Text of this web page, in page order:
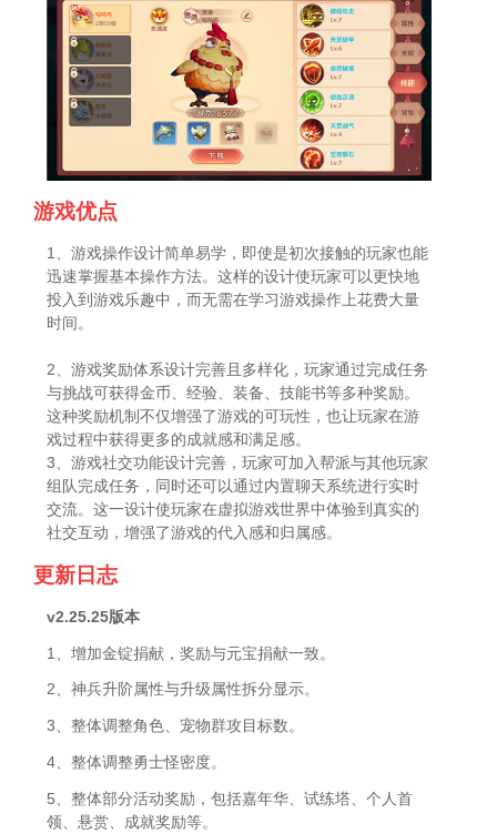
游戏优点
1、游戏操作设计简单易学，即使是初次接触的玩家也能
迅速掌握基本操作方法。这样的设计使玩家可以更快地
投入到游戏乐趣中，而无需在学习游戏操作上花费大量
时间。
2、游戏奖励体系设计完善且多样化，玩家通过完成任务
与挑战可获得金币、经验、装备、技能书等多种奖励。
这种奖励机制不仅增强了游戏的可玩性，也让玩家在游
戏过程中获得更多的成就感和满足感。
3、游戏社交功能设计完善，玩家可加入帮派与其他玩家
组队完成任务，同时还可以通过内置聊天系统进行实时
交流。这一设计使玩家在虚拟游戏世界中体验到真实的
社交互动，增强了游戏的代入感和归属感。
更新日志
v2.25.25版本
1、增加金锭捐献，奖励与元宝捐献一致。
2、神兵升阶属性与升级属性拆分显示。
3、整体调整角色、宠物群攻目标数。
4、整体调整勇士怪密度。
5、整体部分活动奖励，包括嘉年华、试练塔、个人首
领、悬赏、成就奖励等。